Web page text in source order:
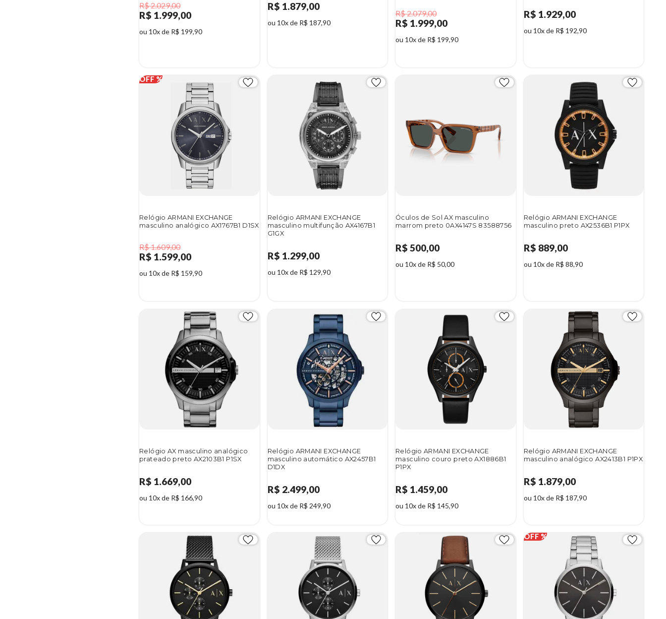
R$ 2.029,00
R$ 1.999,00
ou 10x de R$ 199,90
R$ 1.879,00
ou 10x de R$ 187,90
R$ 2.079,00
R$ 1.999,00
ou 10x de R$ 199,90
R$ 1.929,00
ou 10x de R$ 192,90
Relógio ARMANI EXCHANGE
masculino analógico AX1767B1 D1SX
R$ 1.609,00
R$ 1.599,00
ou 10x de R$ 159,90
Relógio ARMANI EXCHANGE
masculino multifunção AX4167B1
G1GX
R$ 1.299,00
ou 10x de R$ 129,90
Óculos de Sol AX masculino
marrom preto 0AX4147S 83588756
R$ 500,00
ou 10x de R$ 50,00
Relógio ARMANI EXCHANGE
masculino preto AX2536B1 P1PX
R$ 889,00
ou 10x de R$ 88,90
Relógio AX masculino analógico
prateado preto AX2103B1 P1SX
R$ 1.669,00
ou 10x de R$ 166,90
Relógio ARMANI EXCHANGE
masculino automático AX2457B1
D1DX
R$ 2.499,00
ou 10x de R$ 249,90
Relógio ARMANI EXCHANGE
masculino couro preto AX1886B1
P1PX
R$ 1.459,00
ou 10x de R$ 145,90
Relógio ARMANI EXCHANGE
masculino analógico AX2413B1 P1PX
R$ 1.879,00
ou 10x de R$ 187,90